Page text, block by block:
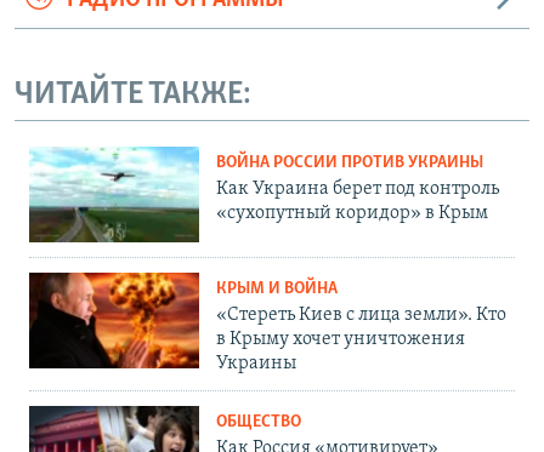
ЧИТАЙТЕ ТАКЖЕ:
ВОЙНА РОССИИ ПРОТИВ УКРАИНЫ
Как Украина берет под контроль
«сухопутный коридор» в Крым
КРЫМ И ВОЙНА
«Стереть Киев с лица земли». Кто
в Крыму хочет уничтожения
Украины
ОБЩЕСТВО